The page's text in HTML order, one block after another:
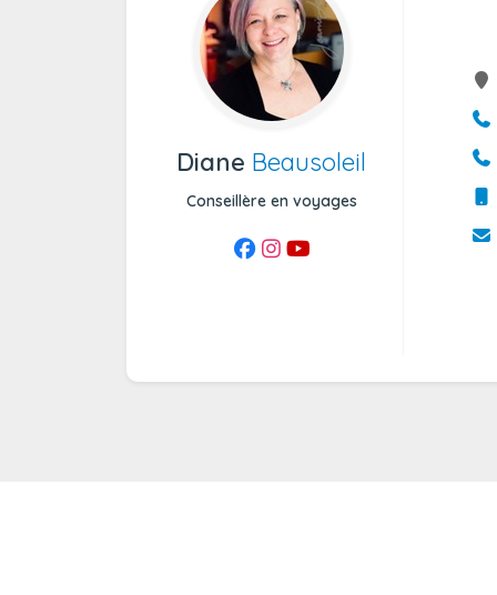
Diane Beausoleil
Conseillère en voyages